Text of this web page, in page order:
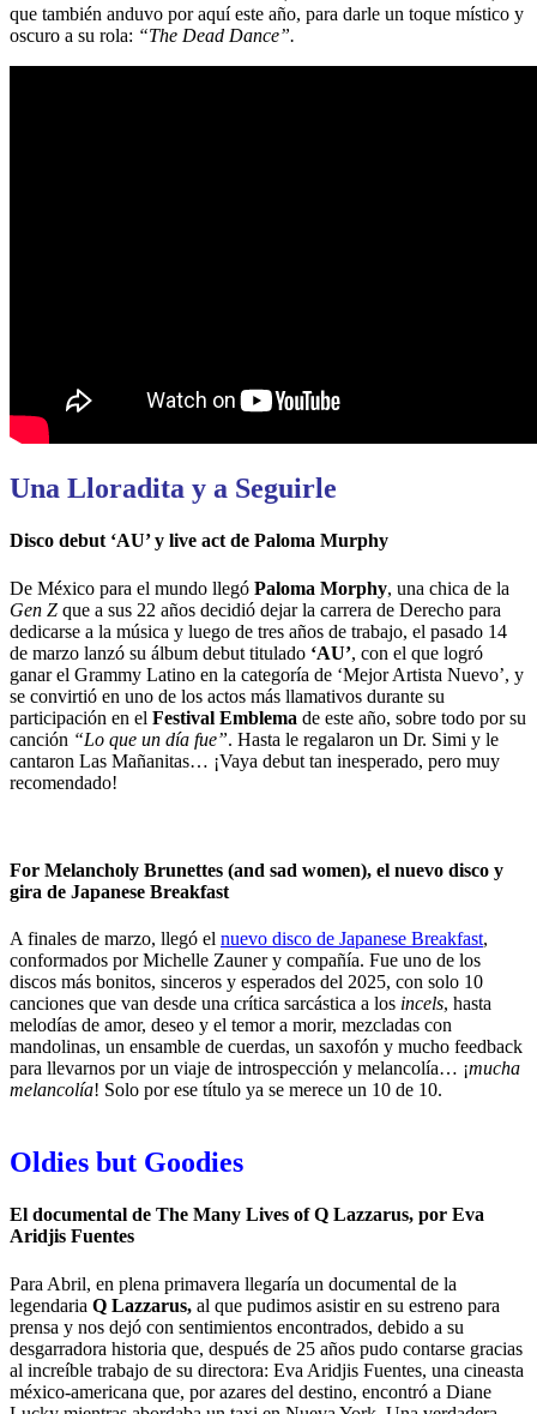
que también anduvo por aquí este año, para darle un toque místico y
oscuro a su rola: “The Dead Dance”.
Una Lloradita y a Seguirle
Disco debut ‘AU’ y live act de Paloma Murphy
De México para el mundo llegó Paloma Morphy, una chica de la
Gen Z que a sus 22 años decidió dejar la carrera de Derecho para
dedicarse a la música y luego de tres años de trabajo, el pasado 14
de marzo lanzó su álbum debut titulado ‘AU’, con el que logró
ganar el Grammy Latino en la categoría de ‘Mejor Artista Nuevo’, y
se convirtió en uno de los actos más llamativos durante su
participación en el Festival Emblema de este año, sobre todo por su
canción “Lo que un día fue”. Hasta le regalaron un Dr. Simi y le
cantaron Las Mañanitas… ¡Vaya debut tan inesperado, pero muy
recomendado!
For Melancholy Brunettes (and sad women), el nuevo disco y
gira de Japanese Breakfast
A finales de marzo, llegó el nuevo disco de Japanese Breakfast,
conformados por Michelle Zauner y compañía. Fue uno de los
discos más bonitos, sinceros y esperados del 2025, con solo 10
canciones que van desde una crítica sarcástica a los incels, hasta
melodías de amor, deseo y el temor a morir, mezcladas con
mandolinas, un ensamble de cuerdas, un saxofón y mucho feedback
para llevarnos por un viaje de introspección y melancolía… ¡mucha
melancolía! Solo por ese título ya se merece un 10 de 10.
Oldies but Goodies
El documental de The Many Lives of Q Lazzarus, por Eva
Aridjis Fuentes
Para Abril, en plena primavera llegaría un documental de la
legendaria Q Lazzarus, al que pudimos asistir en su estreno para
prensa y nos dejó con sentimientos encontrados, debido a su
desgarradora historia que, después de 25 años pudo contarse gracias
al increíble trabajo de su directora: Eva Aridjis Fuentes, una cineasta
méxico-americana que, por azares del destino, encontró a Diane